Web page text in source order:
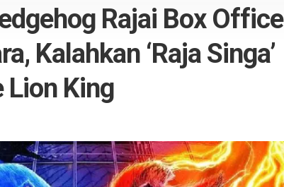
Rajai Box Office
Kalahkan ‘Raja Singa’
Lion King